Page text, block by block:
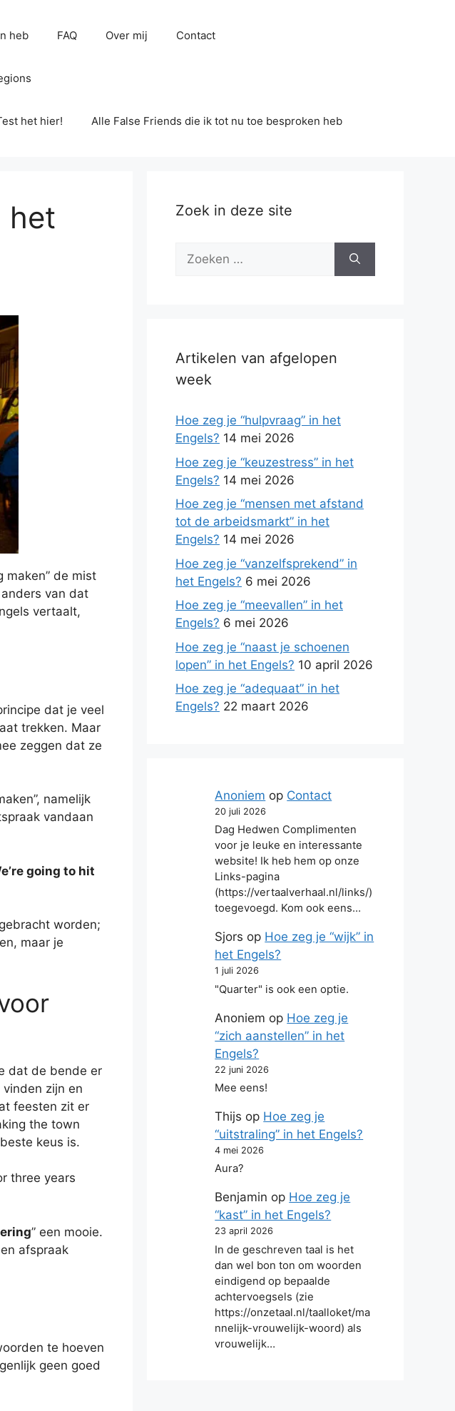
heb FAQ Over mij Contact
het hier! Alle False Friends die ik tot nu toe besproken heb
het
maken” de mist
van dat
vertaalt,
dat je veel
trekken. Maar
zeggen dat ze
namelijk
vandaan
going to hit
worden;
maar je
dat de bende er
zijn en
feesten zit er
the town
keus is.
three years
” een mooie.
afspraak
te hoeven
geen goed
Zoek in deze site
Zoek
Artikelen van afgelopen
week
Hoe zeg je “hulpvraag” in het
Engels? 14 mei 2026
Hoe zeg je “keuzestress” in het
Engels? 14 mei 2026
Hoe zeg je “mensen met afstand
tot de arbeidsmarkt” in het
Engels? 14 mei 2026
Hoe zeg je “vanzelfsprekend” in
het Engels? 6 mei 2026
Hoe zeg je “meevallen” in het
Engels? 6 mei 2026
Hoe zeg je “naast je schoenen
lopen” in het Engels? 10 april 2026
Hoe zeg je “adequaat” in het
Engels? 22 maart 2026
Anoniem op Contact
20 juli 2026
Dag Hedwen Complimenten
voor je leuke en interessante
website! Ik heb hem op onze
Links-pagina
(https://vertaalverhaal.nl/links/)
toegevoegd. Kom ook eens…
Sjors op Hoe zeg je “wijk” in
het Engels?
1 juli 2026
"Quarter" is ook een optie.
Anoniem op Hoe zeg je
“zich aanstellen” in het
Engels?
22 juni 2026
Mee eens!
Thijs op Hoe zeg je
“uitstraling” in het Engels?
4 mei 2026
Aura?
Benjamin op Hoe zeg je
“kast” in het Engels?
23 april 2026
In de geschreven taal is het
dan wel bon ton om woorden
eindigend op bepaalde
achtervoegsels (zie
https://onzetaal.nl/taalloket/ma
nnelijk-vrouwelijk-woord) als
vrouwelijk…